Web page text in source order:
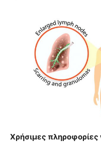
Χρήσιμες πληροφορίες